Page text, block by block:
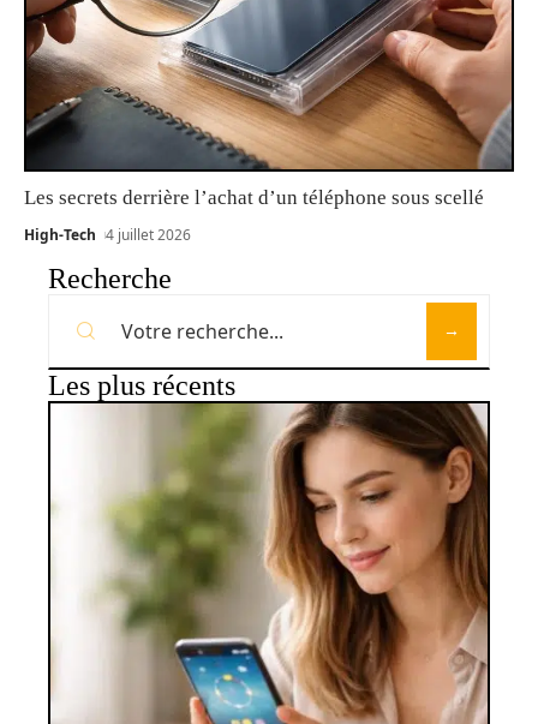
Les secrets derrière l’achat d’un téléphone sous scellé
High-Tech 4 juillet 2026
Recherche
Les plus récents